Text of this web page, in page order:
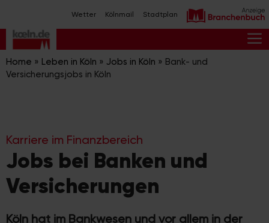
Inhalt
springen
Wetter Kölnmail Stadtplan
Home » Leben in Köln » Jobs in Köln » Bank- und
Versicherungsjobs in Köln
Karriere im Finanzbereich
Jobs bei Banken und
Versicherungen
Köln hat im Bankwesen und vor allem in der